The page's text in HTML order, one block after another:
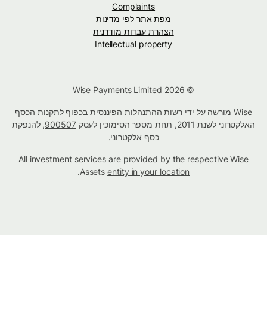
Complaints
מפת אתר לפי מדינות
הצהרת עבדות מודרנית
Intellectual property
Wise מורשה על ידי רשות ההתנהלות הפיננסית בכפוף לתקנות הכסף
האלקטרוני לשנת 2011, תחת מספר הסימוכין לעסק
900507, להנפקת
כסף אלקטרוני.
All investment services are provided by the respective Wise
Assetsentity in your location
.